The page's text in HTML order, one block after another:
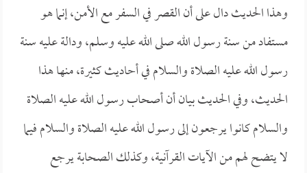
وهذا الحديث دال على أن القصر في السفر مع الأمن، إنما هو
مستفاد من سنة رسول الله صلى الله عليه وسلم، ودالة عليه سنة
رسول الله عليه الصلاة والسلام في أحاديث كثيرة، منها هذا
الحديث، وفي الحديث بيان أن أصحاب رسول الله عليه الصلاة
والسلام كانوا يرجعون إلى رسول الله عليه الصلاة والسلام فيما
لا يتضح لهم من الآيات القرآنية، وكذلك الصحابة يرجع